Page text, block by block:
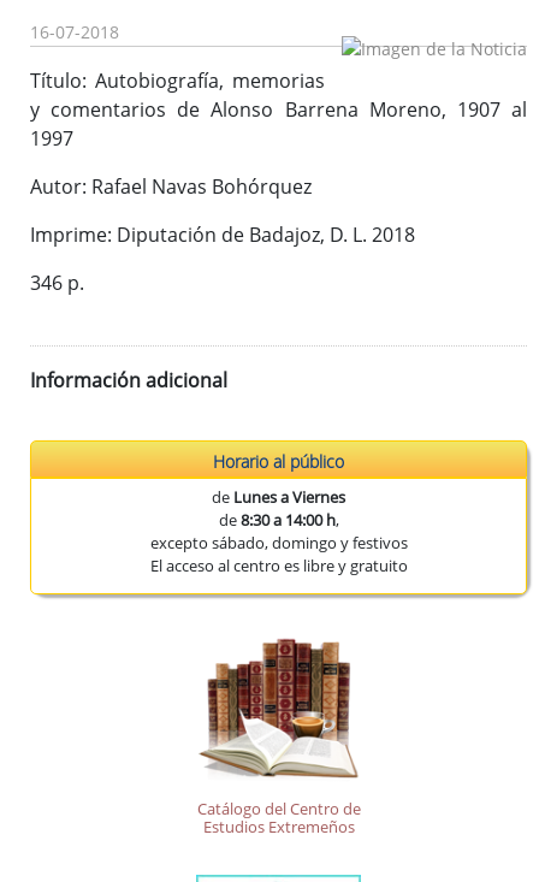
Enlaces de interés
Donaciones
Catálogo del Centro de Estudios Extremeños
Historia de la Revista
Normas de envío
16-07-2018
Título: Autobiografía, memorias
y comentarios de Alonso Barrena Moreno, 1907 al
1997
Autor: Rafael Navas Bohórquez
Imprime: Diputación de Badajoz, D. L. 2018
346 p.
Información adicional
Horario al público
de Lunes a Viernes
de8:30 a 14:00 h,
excepto sábado, domingo y festivos
El acceso al centro es libre y gratuito
Catálogo del Centro de
Estudios Extremeños